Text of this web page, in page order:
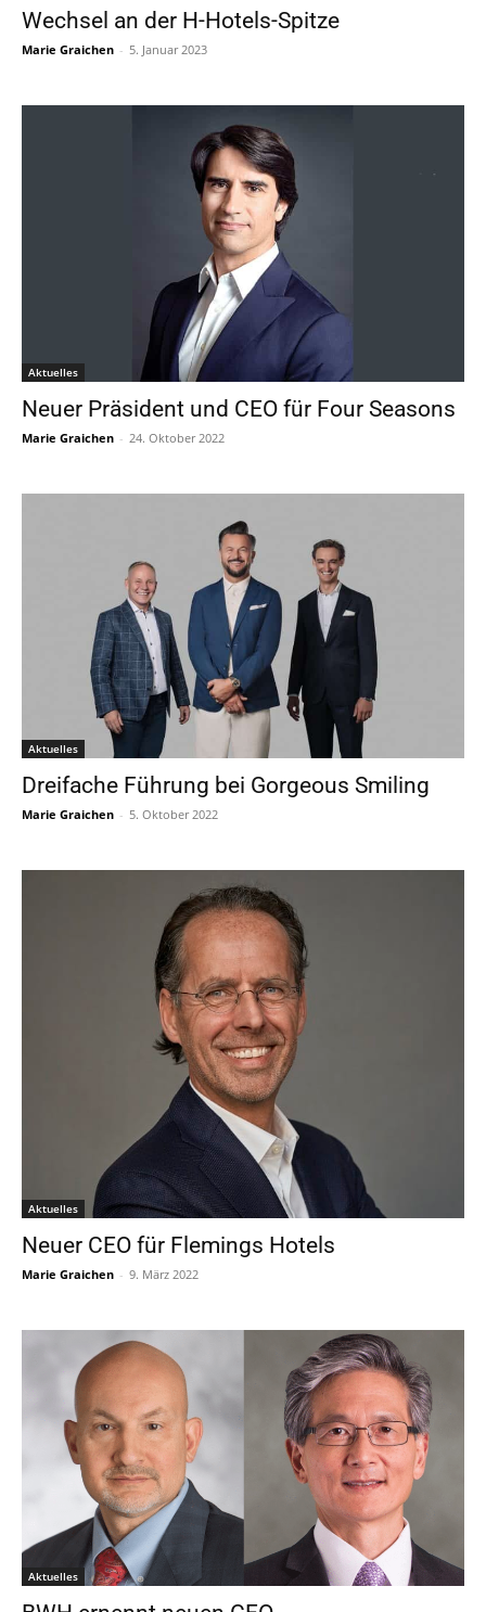
Wechsel an der H-Hotels-Spitze
Marie Graichen - 5. Januar 2023
Aktuelles
Neuer Präsident und CEO für Four Seasons
Marie Graichen - 24. Oktober 2022
Aktuelles
Dreifache Führung bei Gorgeous Smiling
Marie Graichen - 5. Oktober 2022
Aktuelles
Neuer CEO für Flemings Hotels
Marie Graichen - 9. März 2022
Aktuelles